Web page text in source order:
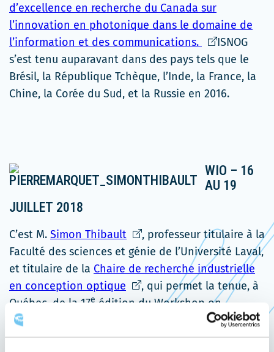
d’excellence en recherche du Canada sur
l’innovation en photonique dans le domaine de
l’information et des communications.
Ce
lien
s'ouvrira
dans
ISNOG
s’est tenu auparavant dans des pays tels que le
Brésil, la République Tchèque, l’Inde, la France, la
Chine, la Corée du Sud, et la Russie en 2016.
WIO – 16
AU 19
JUILLET 2018
C’est M. Simon Thibault Ce
lien
s'ouvrira
dans
une
fenêtre
, professeur titulaire à la
Faculté des sciences et génie de l’Université Laval,
et titulaire de la Chaire de recherche industrielle
en conception optique Ce
lien
dans
, qui permet la tenue, à
Québec, de la 17e édition du Workshop on
Information Optics (WIO). Il organisera le congrès
en collaboration avec M.Pierre MarquetCe ,